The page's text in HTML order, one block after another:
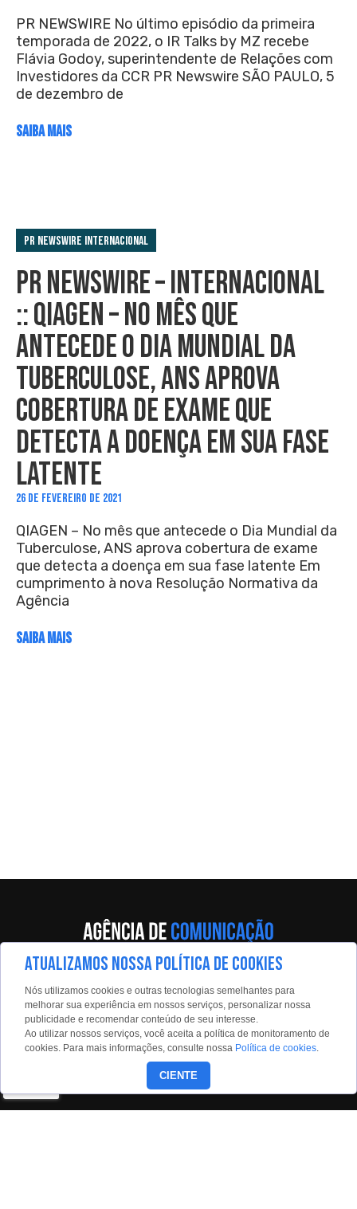
PR NEWSWIRE No último episódio da primeira
temporada de 2022, o IR Talks by MZ recebe
Flávia Godoy, superintendente de Relações com
Investidores da CCR PR Newswire SÃO PAULO, 5
de dezembro de
SAIBA MAIS
PR Newswire Internacional
PR NEWSWIRE – INTERNACIONAL
:: QIAGEN – NO MÊS QUE
ANTECEDE O DIA MUNDIAL DA
TUBERCULOSE, ANS APROVA
COBERTURA DE EXAME QUE
DETECTA A DOENÇA EM SUA FASE
LATENTE
26 DE FEVEREIRO DE 2021
QIAGEN – No mês que antecede o Dia Mundial da
Tuberculose, ANS aprova cobertura de exame
que detecta a doença em sua fase latente Em
cumprimento à nova Resolução Normativa da
Agência
SAIBA MAIS
Av. Eng. Caetano Álvares, 55 - 5º andar
Limão, São Paulo, 02598-900
Contato:
estadaoconteudo@estadao.com
(11)99350-0439
ATUALIZAMOS NOSSA POLÍTICA DE COOKIES
Nós utilizamos cookies e outras tecnologias semelhantes para
melhorar sua experiência em nossos serviços, personalizar nossa
publicidade e recomendar conteúdo de seu interesse.
Ao utilizar nossos serviços, você aceita a política de monitoramento de
cookies. Para mais informações, consulte nossa Política de cookies.
CIENTE